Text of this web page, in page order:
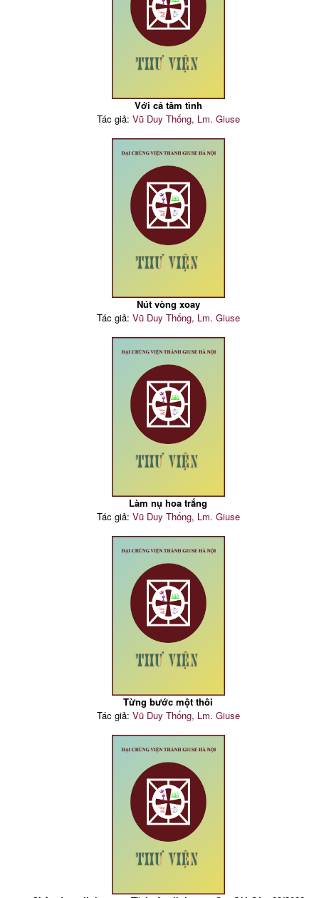
Với cả tâm tình
Tác giả: Vũ Duy Thống, Lm. Giuse
Nút vòng xoay
Tác giả: Vũ Duy Thống, Lm. Giuse
Làm nụ hoa trắng
Tác giả: Vũ Duy Thống, Lm. Giuse
Từng bước một thôi
Tác giả: Vũ Duy Thống, Lm. Giuse